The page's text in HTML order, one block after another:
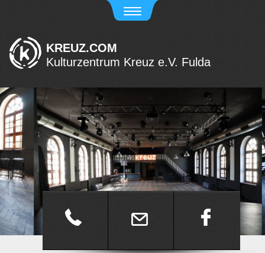
KREUZ.COM
Kulturzentrum Kreuz e.V. Fulda